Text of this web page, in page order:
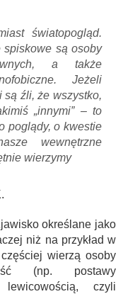
światopogląd.
są osoby
a także
Jeżeli
są źli, że wszystko,
„innymi” – to
poglądy, o kwestie
wewnętrzne
wierzymy
określane jako
niż na przykład w
wierzą osoby
(np. postawy
czyli